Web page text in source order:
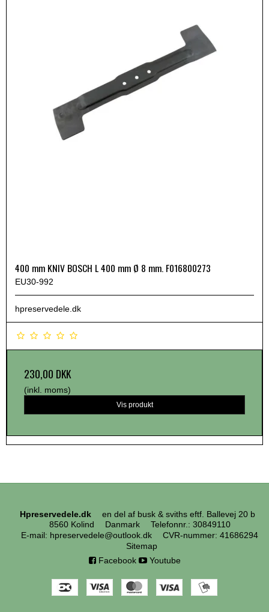
400 mm KNIV BOSCH L 400 mm Ø 8 mm. F016800273
EU30-992
hpreservedele.dk
230,00 DKK
(inkl. moms)
Vis produkt
Hpreservedele.dk
en del af busk & sviths eftf. Ballevej 20 b
8560 Kolind
Danmark Telefonnr.: 30849110
E-mail: hpreservedele@outlook.dk CVR-nummer: 41686294
Sitemap
Facebook
Youtube